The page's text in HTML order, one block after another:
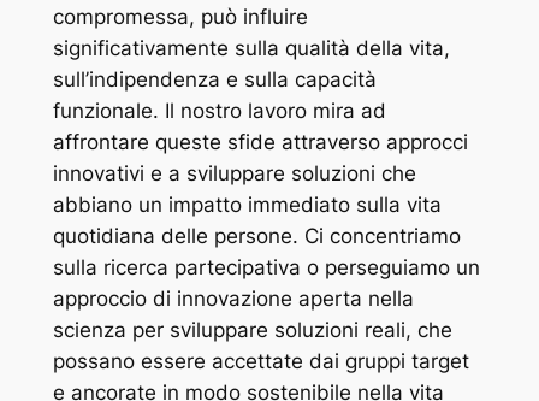
compromessa, può influire
significativamente sulla qualità della vita,
sull’indipendenza e sulla capacità
funzionale. Il nostro lavoro mira ad
affrontare queste sfide attraverso approcci
innovativi e a sviluppare soluzioni che
abbiano un impatto immediato sulla vita
quotidiana delle persone. Ci concentriamo
sulla ricerca partecipativa o perseguiamo un
approccio di innovazione aperta nella
scienza per sviluppare soluzioni reali, che
possano essere accettate dai gruppi target
e ancorate in modo sostenibile nella vita